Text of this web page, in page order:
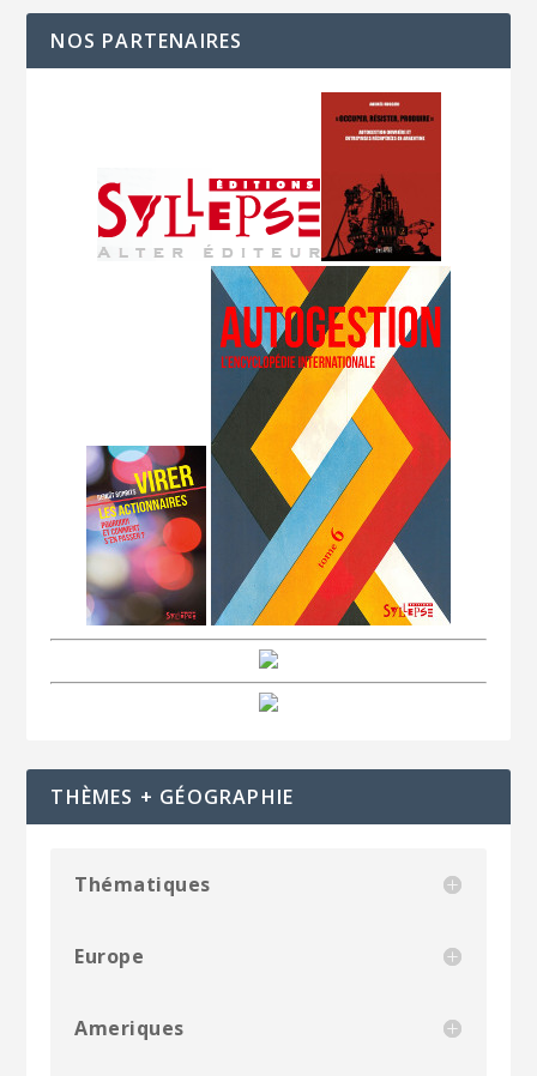
NOS PARTENAIRES
THÈMES + GÉOGRAPHIE
Thématiques
Europe
Ameriques